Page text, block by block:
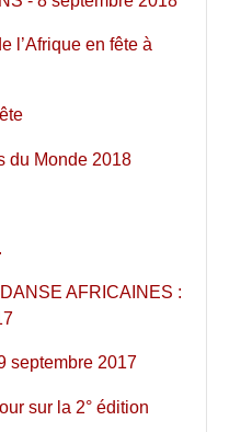
l’Afrique en fête à
du Monde 2018
AFRICAINES :
septembre 2017
sur la 2° édition